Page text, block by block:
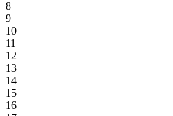
8
9
10
11
12
13
14
15
16